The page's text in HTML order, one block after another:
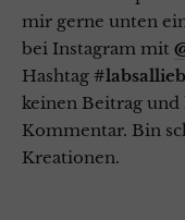
mir gerne unten
bei Instagram mit
Hashtag
keinen Beitrag und
Kommentar. Bin
Kreationen.